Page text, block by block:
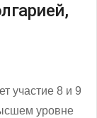
участие 8 и 9
уровне